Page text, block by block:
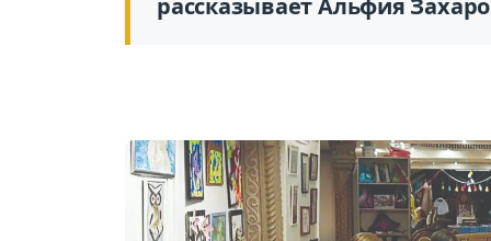
рассказывает Альфия